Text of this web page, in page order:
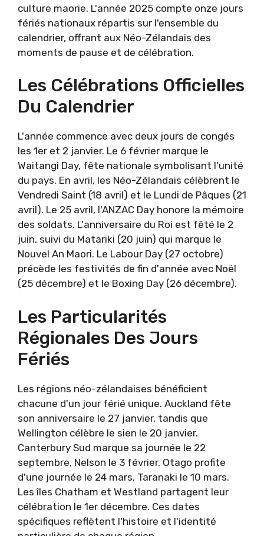
culture maorie. L'année 2025 compte onze jours
fériés nationaux répartis sur l'ensemble du
calendrier, offrant aux Néo-Zélandais des
moments de pause et de célébration.
Les Célébrations Officielles
Du Calendrier
L'année commence avec deux jours de congés
les 1er et 2 janvier. Le 6 février marque le
Waitangi Day, fête nationale symbolisant l'unité
du pays. En avril, les Néo-Zélandais célèbrent le
Vendredi Saint (18 avril) et le Lundi de Pâques (21
avril). Le 25 avril, l'ANZAC Day honore la mémoire
des soldats. L'anniversaire du Roi est fêté le 2
juin, suivi du Matariki (20 juin) qui marque le
Nouvel An Maori. Le Labour Day (27 octobre)
précède les festivités de fin d'année avec Noël
(25 décembre) et le Boxing Day (26 décembre).
Les Particularités
Régionales Des Jours
Fériés
Les régions néo-zélandaises bénéficient
chacune d'un jour férié unique. Auckland fête
son anniversaire le 27 janvier, tandis que
Wellington célèbre le sien le 20 janvier.
Canterbury Sud marque sa journée le 22
septembre, Nelson le 3 février. Otago profite
d'une journée le 24 mars, Taranaki le 10 mars.
Les îles Chatham et Westland partagent leur
célébration le 1er décembre. Ces dates
spécifiques reflètent l'histoire et l'identité